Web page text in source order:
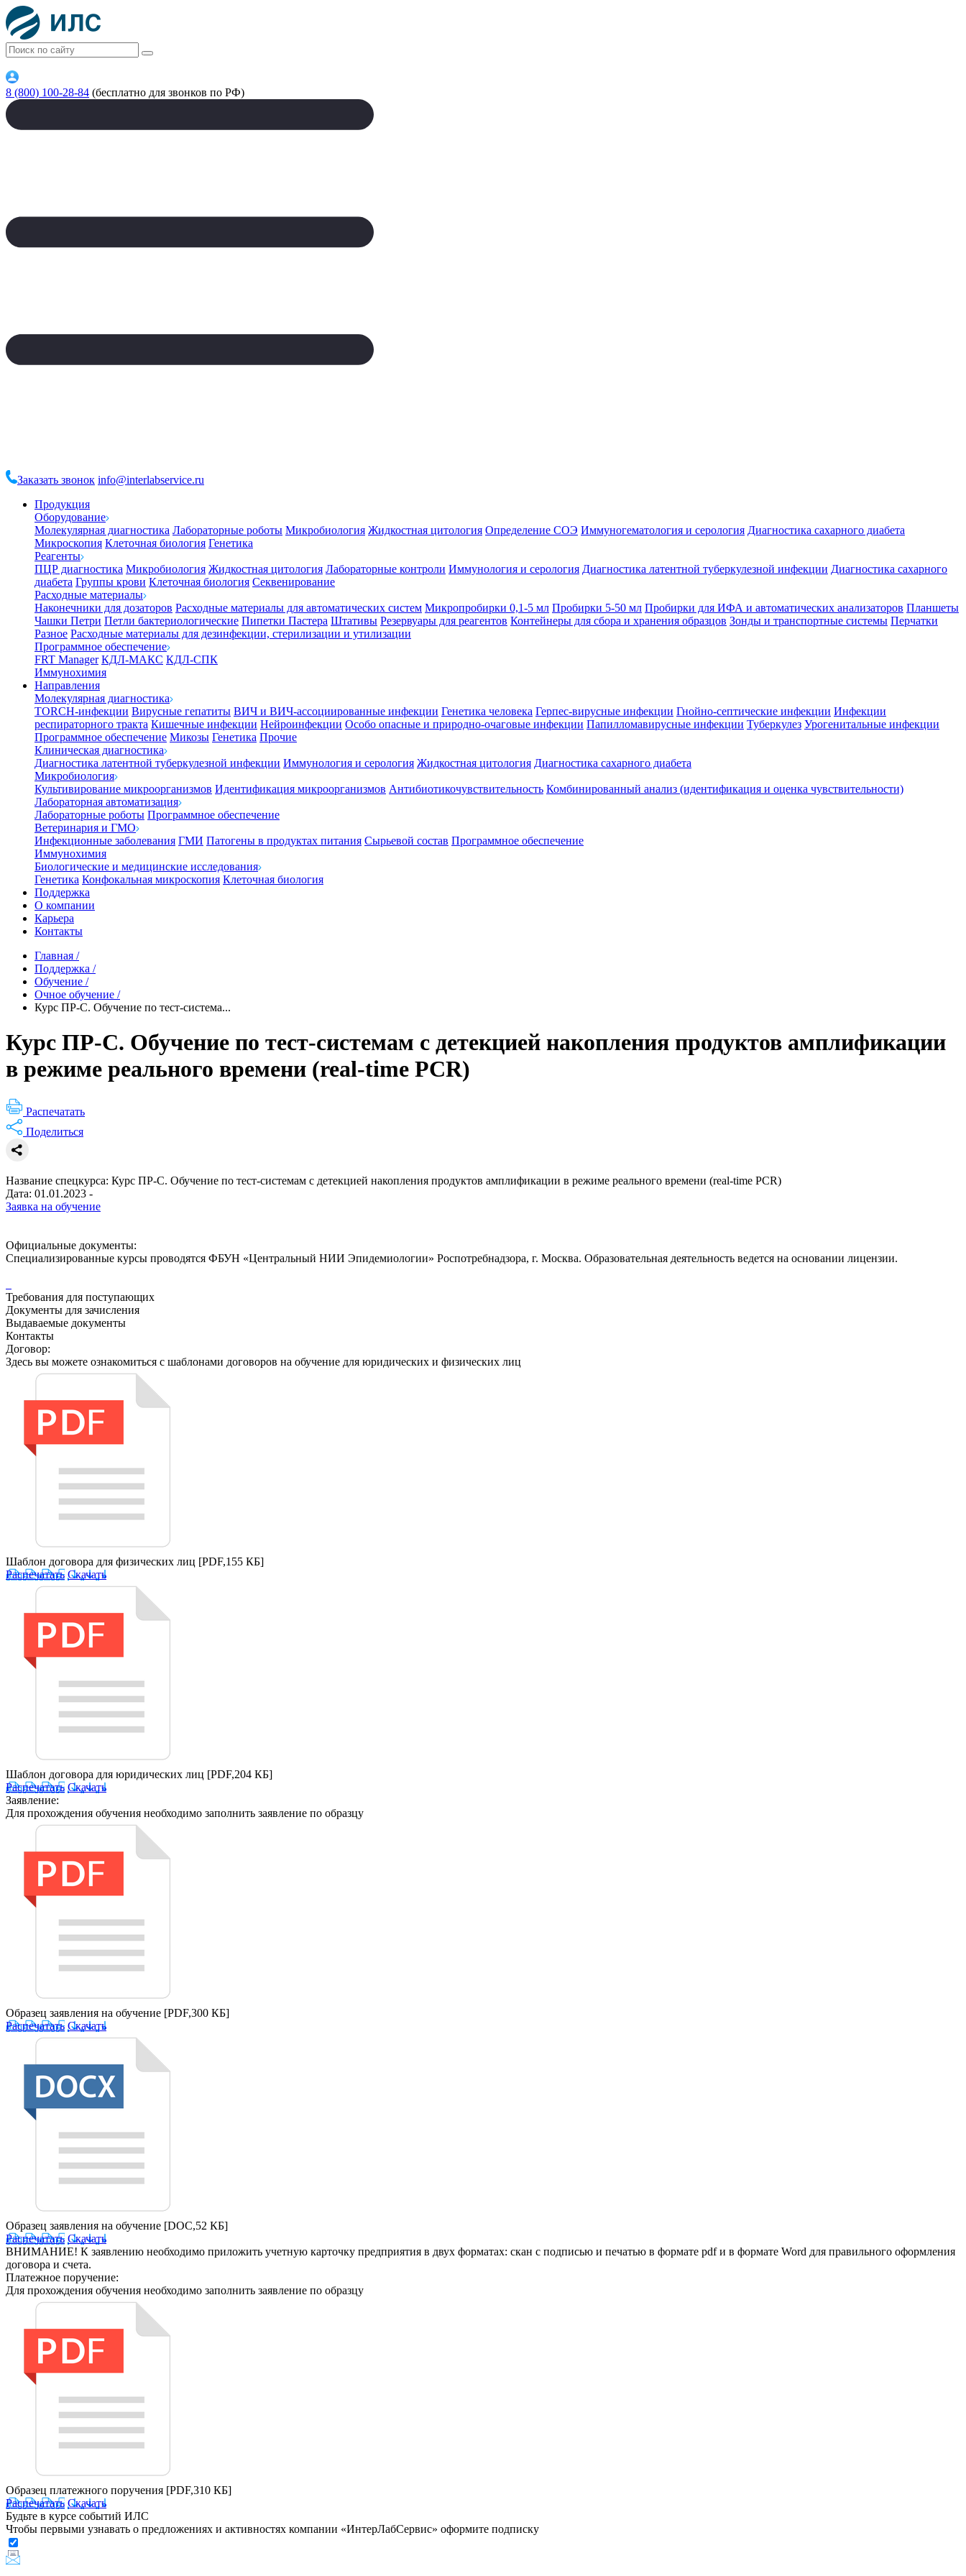
8 (800) 100-28-84 (бесплатно для звонков по РФ)
Заказать звонок info@interlabservice.ru
Продукция
Оборудование
Молекулярная диагностика Лабораторные роботы Микробиология Жидкостная цитология Определение СОЭ Иммуногематология и серология Диагностика сахарного диабета
Микроскопия Клеточная биология Генетика
Реагенты
ПЦР диагностика Микробиология Жидкостная цитология Лабораторные контроли Иммунология и серология Диагностика латентной туберкулезной инфекции Диагностика сахарного
диабета Группы крови Клеточная биология Секвенирование
Расходные материалы
Наконечники для дозаторов Расходные материалы для автоматических систем Микропробирки 0,1-5 мл Пробирки 5-50 мл Пробирки для ИФА и автоматических анализаторов Планшеты
Чашки Петри Петли бактериологические Пипетки Пастера Штативы Резервуары для реагентов Контейнеры для сбора и хранения образцов Зонды и транспортные системы Перчатки
Разное Расходные материалы для дезинфекции, стерилизации и утилизации
Программное обеспечение
FRT Manager КДЛ-МАКС КДЛ-СПК
Иммунохимия
Направления
Молекулярная диагностика
TORCH-инфекции Вирусные гепатиты ВИЧ и ВИЧ-ассоциированные инфекции Генетика человека Герпес-вирусные инфекции Гнойно-септические инфекции Инфекции
респираторного тракта Кишечные инфекции Нейроинфекции Особо опасные и природно-очаговые инфекции Папилломавирусные инфекции Туберкулез Урогенитальные инфекции
Программное обеспечение Микозы Генетика Прочие
Клиническая диагностика
Диагностика латентной туберкулезной инфекции Иммунология и серология Жидкостная цитология Диагностика сахарного диабета
Микробиология
Культивирование микроорганизмов Идентификация микроорганизмов Антибиотикочувствительность Комбинированный анализ (идентификация и оценка чувствительности)
Лабораторная автоматизация
Лабораторные роботы Программное обеспечение
Ветеринария и ГМО
Инфекционные заболевания ГМИ Патогены в продуктах питания Сырьевой состав Программное обеспечение
Иммунохимия
Биологические и медицинские исследования
Генетика Конфокальная микроскопия Клеточная биология
Поддержка
О компании
Карьера
Контакты
Главная /
Поддержка /
Обучение /
Очное обучение /
Курс ПР-C. Обучение по тест-система...
Курс ПР-C. Обучение по тест-системам с детекцией накопления продуктов амплификации
в режиме реального времени (real-time PCR)
Распечатать
Поделиться
Название спецкурса: Курс ПР-C. Обучение по тест-системам с детекцией накопления продуктов амплификации в режиме реального времени (real-time PCR)
Дата: 01.01.2023 -
Заявка на обучение
Официальные документы:
Специализированные курсы проводятся ФБУН «Центральный НИИ Эпидемиологии» Роспотребнадзора, г. Москва. Образовательная деятельность ведется на основании лицензии.
Требования для поступающих
Документы для зачисления
Выдаваемые документы
Контакты
Договор:
Здесь вы можете ознакомиться с шаблонами договоров на обучение для юридических и физических лиц
Шаблон договора для физических лиц [PDF,155 КБ]
Распечатать Скачать
Шаблон договора для юридических лиц [PDF,204 КБ]
Распечатать Скачать
Заявление:
Для прохождения обучения необходимо заполнить заявление по образцу
Образец заявления на обучение [PDF,300 КБ]
Распечатать Скачать
Образец заявления на обучение [DOC,52 КБ]
Распечатать Скачать
ВНИМАНИЕ! К заявлению необходимо приложить учетную карточку предприятия в двух форматах: скан с подписью и печатью в формате pdf и в формате Word для правильного оформления
договора и счета.
Платежное поручение:
Для прохождения обучения необходимо заполнить заявление по образцу
Образец платежного поручения [PDF,310 КБ]
Распечатать Скачать
Будьте в курсе событий ИЛС
Чтобы первыми узнавать о предложениях и активностях компании «ИнтерЛабСервис» оформите подписку